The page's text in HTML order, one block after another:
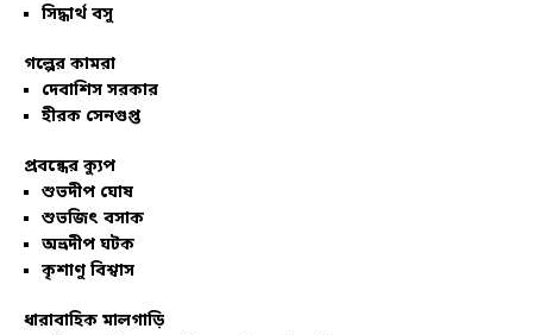
সিদ্ধার্থ বসু
গল্পের কামরা
দেবাশিস সরকার
হীরক সেনগুপ্ত
প্রবন্ধের ক্যুপ
শুভদীপ ঘোষ
শুভজিৎ বসাক
অভ্রদীপ ঘটক
কৃশাণু বিশ্বাস
ধারাবাহিক মালগাড়ি